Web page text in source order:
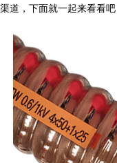
渠道，下面就一起来看看吧